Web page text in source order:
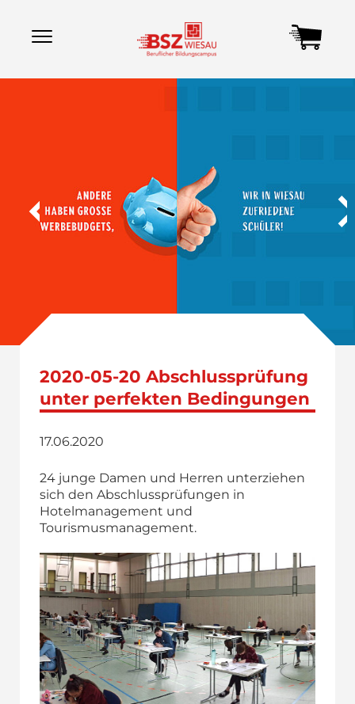
2020-05-20 Abschlussprüfung
unter perfekten Bedingungen
17.06.2020
24 junge Damen und Herren unterziehen
sich den Abschlussprüfungen in
Hotelmanagement und
Tourismusmanagement.